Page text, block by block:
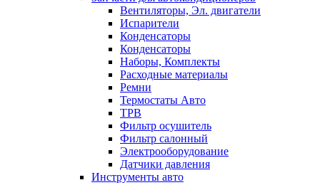
Вентиляторы, Эл. двигатели
Испарители
Конденсаторы
Конденсаторы
Наборы, Комплекты
Расходные материалы
Ремни
Термостаты Авто
ТРВ
Фильтр осушитель
Фильтр салонный
Электрооборудование
Датчики давления
Инструменты авто